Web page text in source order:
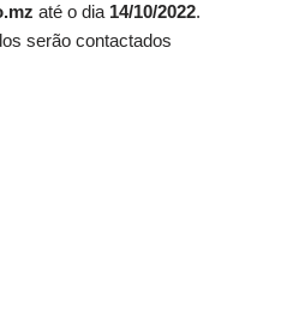
até o dia 14/10/2022.
serão contactados